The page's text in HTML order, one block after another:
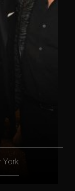
York